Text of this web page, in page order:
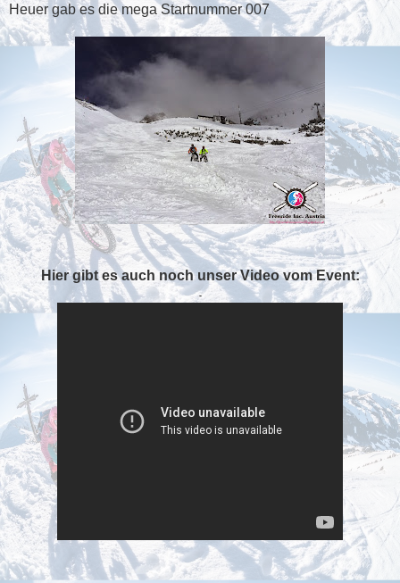
Heuer gab es die mega Startnummer 007
Hier gibt es auch noch unser Video vom Event:
-